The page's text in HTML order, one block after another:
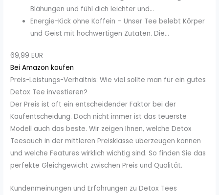
Blähungen und fühl dich leichter und...
Energie-Kick ohne Koffein – Unser Tee belebt Körper
und Geist mit hochwertigen Zutaten. Die...
69,99 EUR
Bei Amazon kaufen
Preis-Leistungs-Verhältnis: Wie viel sollte man für ein gutes
Detox Tee investieren?
Der Preis ist oft ein entscheidender Faktor bei der
Kaufentscheidung. Doch nicht immer ist das teuerste
Modell auch das beste. Wir zeigen Ihnen, welche Detox
Teesauch in der mittleren Preisklasse überzeugen können
und welche Features wirklich wichtig sind. So finden Sie das
perfekte Gleichgewicht zwischen Preis und Qualität.
Kundenmeinungen und Erfahrungen zu Detox Tees